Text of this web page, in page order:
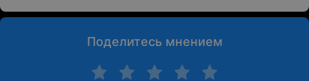
Поделитесь мнением